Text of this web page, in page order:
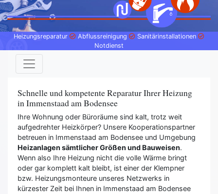
Heizungsreparatur Abflussreinigung
Sanitärinstallationen
Notdienst
Schnelle und kompetente Reparatur Ihrer Heizung
in Immenstaad am Bodensee
Ihre Wohnung oder Büroräume sind kalt, trotz weit
aufgedrehter Heizkörper? Unsere Kooperationspartner
betreuen in Immenstaad am Bodensee und Umgebung
Heizanlagen sämtlicher Größen und Bauweisen.
Wenn also Ihre Heizung nicht die volle Wärme bringt
oder gar komplett kalt bleibt, ist einer der Klempner
bzw. Heizungsmonteure unseres Netzwerks in
kürzester Zeit bei Ihnen in Immenstaad am Bodensee